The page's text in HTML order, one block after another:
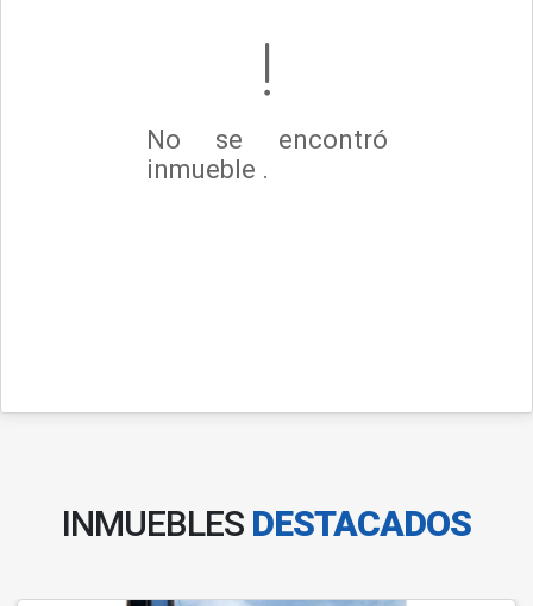
No se encontró
inmueble .
INMUEBLES DESTACADOS